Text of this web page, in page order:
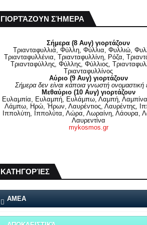
ΓΙΟΡΤΆΖΟΥΝ ΣΉΜΕΡΑ
Σήμερα (8 Αυγ) γιορτάζουν
Τριανταφυλλιά, Φύλλη, Φύλλια, Φυλλιώ,
Τριανταφυλλένια, Τριανταφυλλίνη, Ρόζα,
Τριανταφύλλης, Φύλλης, Φύλλιος,
Τριανταφυλλίνος
Αύριο (9 Αυγ) γιορτάζουν
Σήμερα δεν είναι κάποια γνωστή ονομαστική
Μεθαύριο (10 Αυγ) γιορτάζουν
Ευλαμπία, Ευλαμπή, Ευλάμπω, Λαμπή,
Λάμπω, Ηρώ, Ήρων, Λαυρέντιος, Λαυρέντης,
Ιππολύτη, Ιππολύτα, Λώρα, Λωραίνη, Λάουρα,
Λαυρεντίνα
mykosmos.gr
ΚΑΤΗΓΟΡΊΕΣ
ΑΜΕΑ